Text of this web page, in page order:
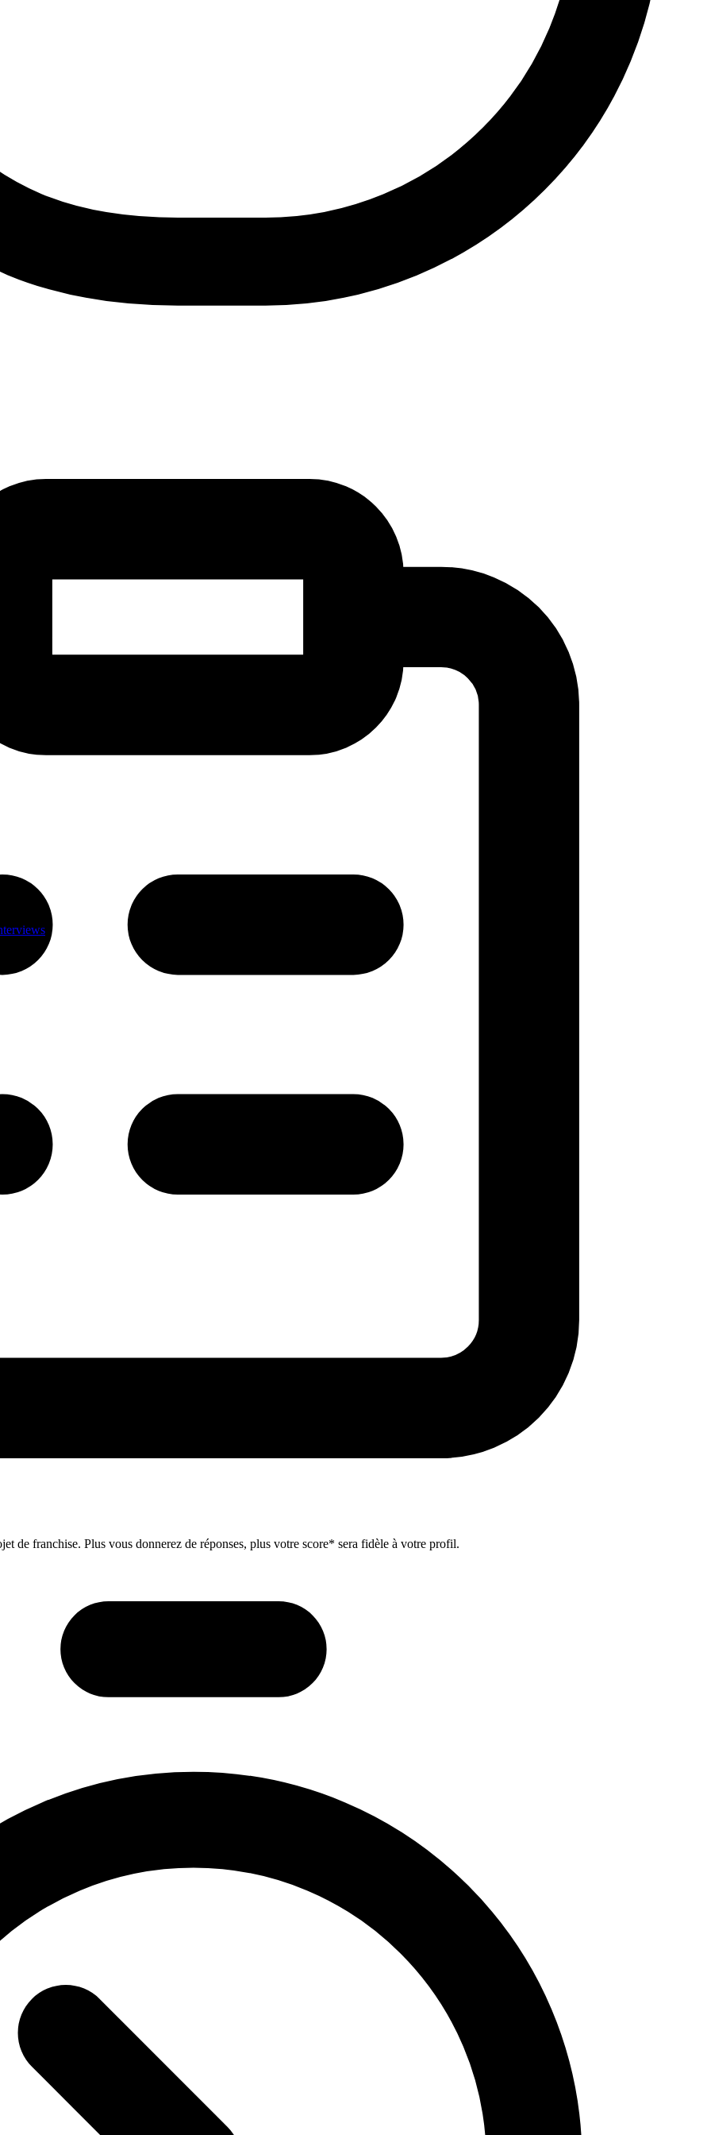
de franchise. Plus vous donnerez de réponses, plus votre score* sera fidèle à votre profil.